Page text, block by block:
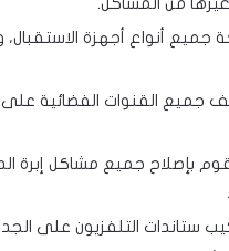
من المشاكل.
جميع أنواع أجهزة الاستقبال،
جميع القنوات الفضائية
بإصلاح جميع مشاكل إبرة
ستاندات التلفزيون على